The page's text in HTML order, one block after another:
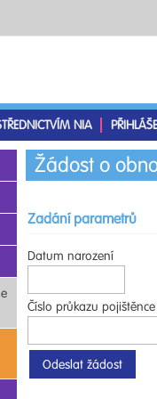
NIA
Žádost o
Zadání parametrů
Datum narození
Číslo průkazu pojištěnce